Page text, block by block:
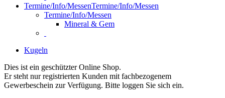
Termine/Info/MessenTermine/Info/Messen
Termine/Info/Messen
Mineral & Gem
Kugeln
Dies ist ein geschützter Online Shop.
Er steht nur registrierten Kunden mit fachbezogenem
Gewerbeschein zur Verfügung. Bitte loggen Sie sich ein.